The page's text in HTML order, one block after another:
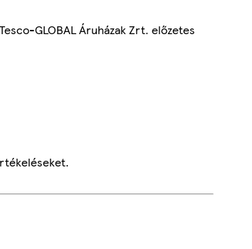
GLOBAL Áruházak Zrt. előzetes